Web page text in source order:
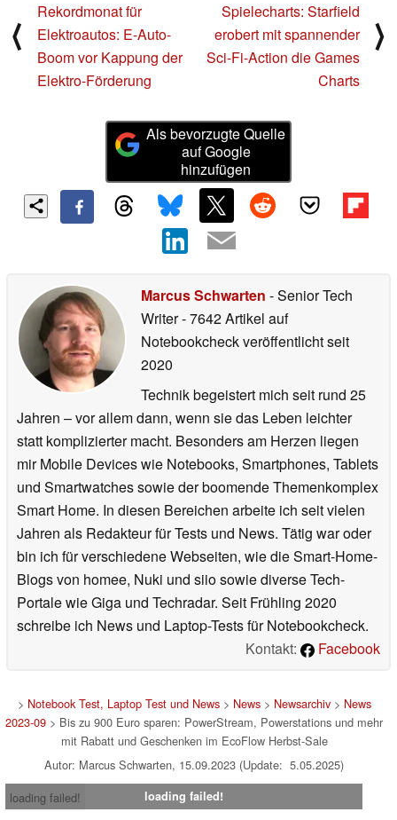
⟨
Rekordmonat für
Elektroautos: E-Auto-
Boom vor Kappung der
Elektro-Förderung
Spielecharts: Starfield
erobert mit spannender
Sci-Fi-Action die Games
Charts
⟩
Als bevorzugte Quelle
auf Google
hinzufügen
Marcus Schwarten - Senior Tech
Writer- 7642 Artikel auf
Notebookcheck veröffentlichtseit
2020
Technik begeistert mich seit rund 25
Jahren – vor allem dann, wenn sie das Leben leichter
statt komplizierter macht. Besonders am Herzen liegen
mir Mobile Devices wie Notebooks, Smartphones, Tablets
und Smartwatches sowie der boomende Themenkomplex
Smart Home. In diesen Bereichen arbeite ich seit vielen
Jahren als Redakteur für Tests und News. Tätig war oder
bin ich für verschiedene Webseiten, wie die Smart-Home-
Blogs von homee, Nuki und siio sowie diverse Tech-
Portale wie Giga und Techradar. Seit Frühling 2020
schreibe ich News und Laptop-Tests für Notebookcheck.
Kontakt:
Facebook
> Notebook Test, Laptop Test und News> News> Newsarchiv> News
2023-09 > Bis zu 900 Euro sparen: PowerStream, Powerstations und mehr
mit Rabatt und Geschenken im EcoFlow Herbst-Sale
Autor: Marcus Schwarten, 15.09.2023 (Update: 5.05.2025)
loading failed!
loading failed!